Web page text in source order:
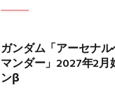
ガンダム「アーセナ
マンダー」2027年2
ンβ